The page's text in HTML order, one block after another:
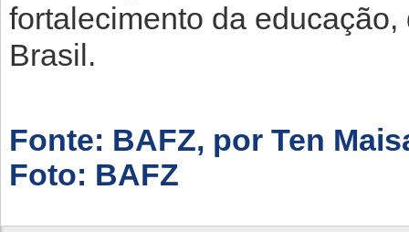
fortalecimento da
Brasil.
Fonte: BAFZ, por Ten
Foto: BAFZ